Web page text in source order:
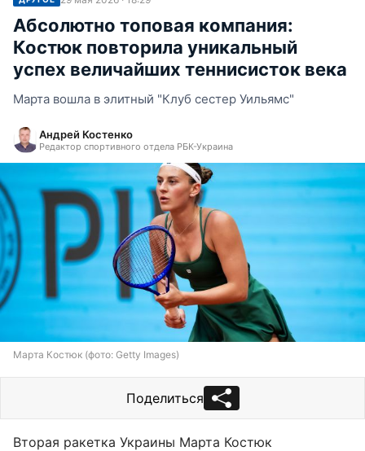
Абсолютно топовая компания:
Костюк повторила уникальный
успех величайших теннисисток века
Марта вошла в элитный "Клуб сестер Уильямс"
Андрей Костенко
Редактор спортивного отдела РБК-Украина
Марта Костюк (фото: Getty Images)
Поделиться
Вторая ракетка Украины Марта Костюк